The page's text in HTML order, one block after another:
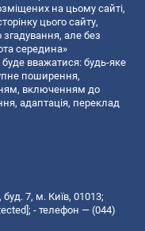
на цьому сайті,
цього сайту,
згадування, але без
середина»
вважатися: будь-яке
поширення,
включенням до
адаптація, переклад
7, м. Київ, 01013;
; - телефон — (044)